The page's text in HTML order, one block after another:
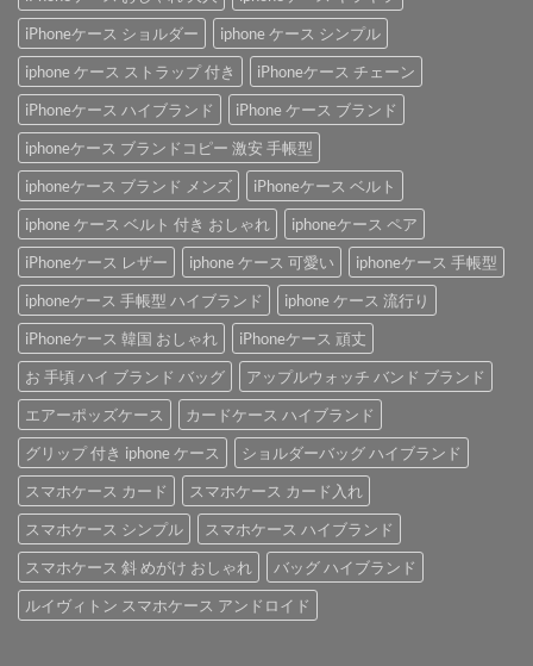
iPhoneケース ショルダー
iphone ケース シンプル
iphone ケース ストラップ 付き
iPhoneケース チェーン
iPhoneケース ハイブランド
iPhone ケース ブランド
iphoneケース ブランドコピー 激安 手帳型
iphoneケース ブランド メンズ
iPhoneケース ベルト
iphone ケース ベルト 付き おしゃれ
iphoneケース ペア
iPhoneケース レザー
iphone ケース 可愛い
iphoneケース 手帳型
iphoneケース 手帳型 ハイブランド
iphone ケース 流行り
iPhoneケース 韓国 おしゃれ
iPhoneケース 頑丈
お 手頃 ハイ ブランド バッグ
アップルウォッチ バンド ブランド
エアーポッズケース
カードケース ハイブランド
グリップ 付き iphone ケース
ショルダーバッグ ハイブランド
スマホケース カード
スマホケース カード入れ
スマホケース シンプル
スマホケース ハイブランド
スマホケース 斜 めがけ おしゃれ
バッグ ハイブランド
ルイヴィトン スマホケース アンドロイド